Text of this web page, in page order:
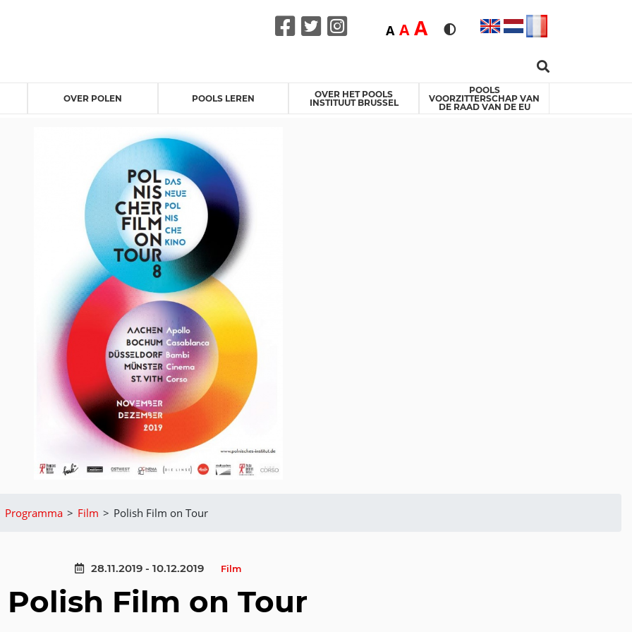
Rozmiar czcionki
ADomyślna
AŚrednia
ADużaWersja kontrastowa
OVER POLEN POOLS LEREN
OVER HET POOLS
INSTITUUT BRUSSEL
POOLS
VOORZITTERSCHAP VAN
DE RAAD VAN DE EU
Programma > Film > Polish Film on Tour
28.11.2019 - 10.12.2019 Film
Polish Film on Tour